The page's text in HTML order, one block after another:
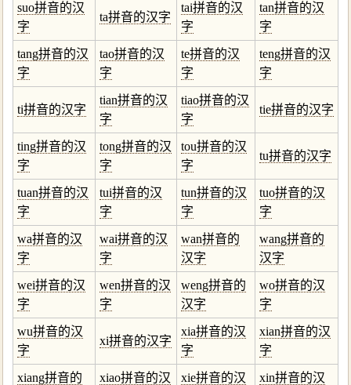
suo拼音的汉
字
ta拼音的汉字
tai拼音的汉
字
tan拼音的汉
字
tang拼音的汉
字
tao拼音的汉
字
te拼音的汉
字
teng拼音的汉
字
ti拼音的汉字
tian拼音的汉
字
tiao拼音的汉
字
tie拼音的汉字
ting拼音的汉
字
tong拼音的汉
字
tou拼音的汉
字
tu拼音的汉字
tuan拼音的汉
字
tui拼音的汉
字
tun拼音的汉
字
tuo拼音的汉
字
wa拼音的汉
字
wai拼音的汉
字
wan拼音的
汉字
wang拼音的
汉字
wei拼音的汉
字
wen拼音的汉
字
weng拼音的
汉字
wo拼音的汉
字
wu拼音的汉
字
xi拼音的汉字
xia拼音的汉
字
xian拼音的汉
字
xiang拼音的
xiao拼音的汉
xie拼音的汉
xin拼音的汉